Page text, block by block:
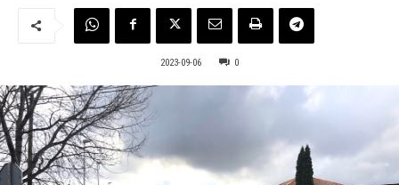
2023-09-06 0